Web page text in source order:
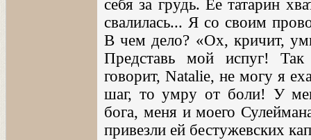
себя за грудь. Ее татарин
свалилась... Я со своим
В чем дело? «Ох, кричит,
Представь мой испуг!
говорит, Natalie, не могу я
шаг, то умру от боли! У
бога, меня и моего
привезли ей бестужевских